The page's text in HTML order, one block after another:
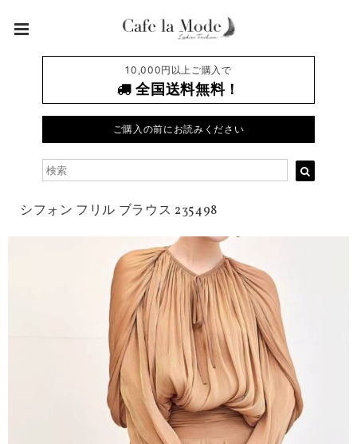
10,000円以上ご購入で
全国送料無料！
ご購入の前にお読みください
シフォン フリル ブラウス 235498